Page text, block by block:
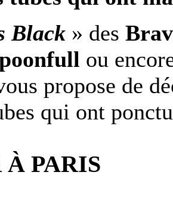
Black » des
ou
propose de
qui ont
À PARIS